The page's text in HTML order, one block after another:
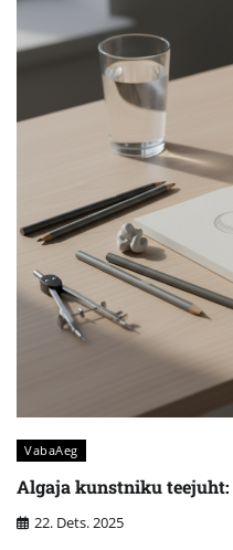
VabaAeg
Algaja kunstniku
22. Dets. 2025